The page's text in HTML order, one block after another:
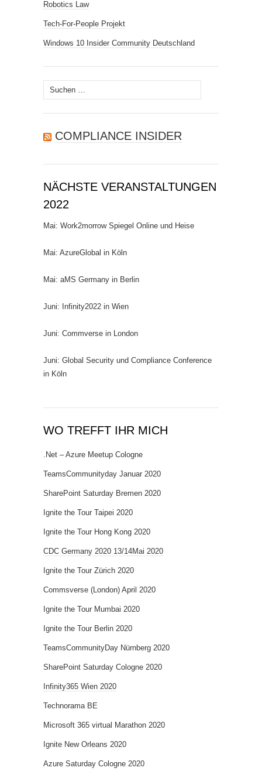
Robotics Law
Tech-For-People Projekt
Windows 10 Insider Community Deutschland
Suchen
nach:
COMPLIANCE INSIDER
NÄCHSTE VERANSTALTUNGEN
2022
Mai: Work2morrow Spiegel Online und Heise
Mai: AzureGlobal in Köln
Mai: aMS Germany in Berlin
Juni: Infinity2022 in Wien
Juni: Commverse in London
Juni: Global Security und Compliance Conference
in Köln
WO TREFFT IHR MICH
.Net – Azure Meetup Cologne
TeamsCommunityday Januar 2020
SharePoint Saturday Bremen 2020
Ignite the Tour Taipei 2020
Ignite the Tour Hong Kong 2020
CDC Germany 2020 13/14Mai 2020
Ignite the Tour Zürich 2020
Commsverse (London) April 2020
Ignite the Tour Mumbai 2020
Ignite the Tour Berlin 2020
TeamsCommunityDay Nürnberg 2020
SharePoint Saturday Cologne 2020
Infinity365 Wien 2020
Technorama BE
Microsoft 365 virtual Marathon 2020
Ignite New Orleans 2020
Azure Saturday Cologne 2020